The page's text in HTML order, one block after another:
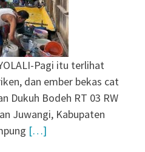
Pagi itu terlihat
dan ember bekas cat
Dukuh Bodeh RT 03 RW
Juwangi, Kabupaten
[…]